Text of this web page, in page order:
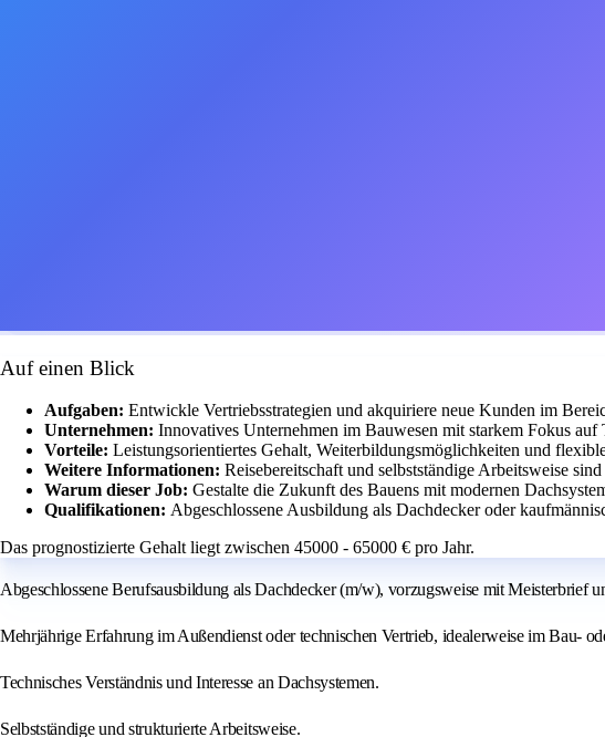
Auf einen Blick
Aufgaben: Entwickle Vertriebsstrategien und akquiriere neue Kunden im
Unternehmen: Innovatives Unternehmen im Bauwesen mit starkem Fokus auf
Vorteile: Leistungsorientiertes Gehalt, Weiterbildungsmöglichkeiten und
Weitere Informationen: Reisebereitschaft und selbstständige Arbeitsweise
Warum dieser Job: Gestalte die Zukunft des Bauens mit modernen
Qualifikationen: Abgeschlossene Ausbildung als Dachdecker oder
Das prognostizierte Gehalt liegt zwischen 45000 - 65000 € pro Jahr.
Abgeschlossene Berufsausbildung als Dachdecker (m/w), vorzugsweise mit Meisterbrief
Mehrjährige Erfahrung im Außendienst oder technischen Vertrieb, idealerweise im Bau-
Technisches Verständnis und Interesse an Dachsystemen.
Selbstständige und strukturierte Arbeitsweise.